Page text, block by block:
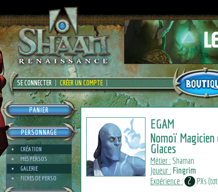
SE CONNECTER CRÉER UN COMPTE
PANIER
PERSONNAGE
CRÉATION
MES PERSOS
GALERIE
FICHES DE PERSO
EGAM
Nomoï Magicien
Glaces
Métier : Shaman
Joueur : Fingrim
Expérience : 2 PXs